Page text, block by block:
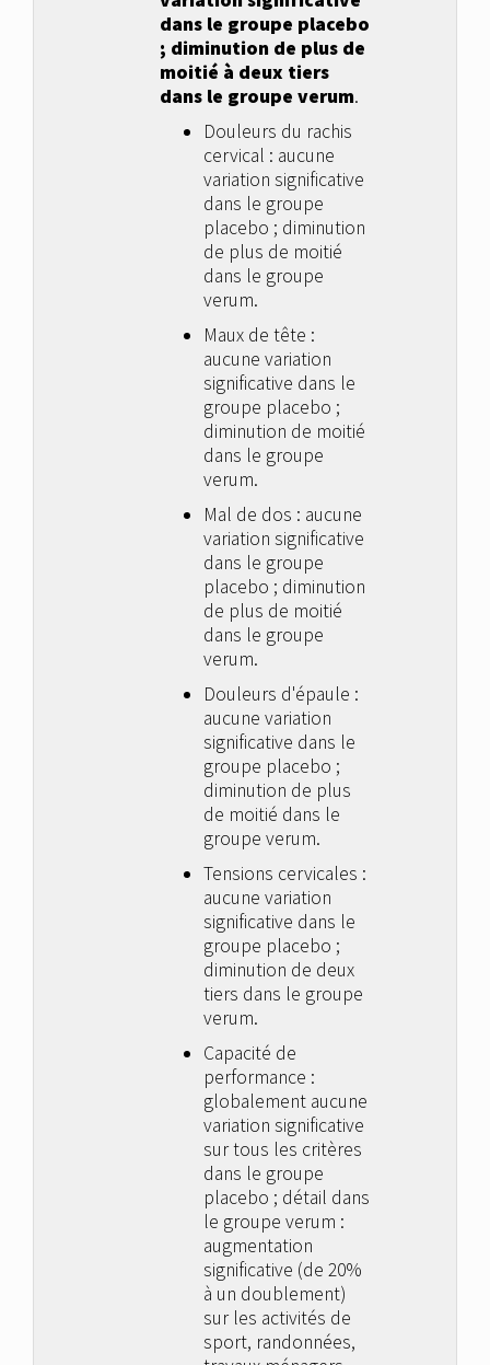
dans le groupe placebo
; diminution de plus de
moitié à deux tiers
dans le groupe verum.
Douleurs du rachis
cervical : aucune
variation significative
dans le groupe
placebo ; diminution
de plus de moitié
dans le groupe
verum.
Maux de tête :
aucune variation
significative dans le
groupe placebo ;
diminution de moitié
dans le groupe
verum.
Mal de dos : aucune
variation significative
dans le groupe
placebo ; diminution
de plus de moitié
dans le groupe
verum.
Douleurs d'épaule :
aucune variation
significative dans le
groupe placebo ;
diminution de plus
de moitié dans le
groupe verum.
Tensions cervicales :
aucune variation
significative dans le
groupe placebo ;
diminution de deux
tiers dans le groupe
verum.
Capacité de
performance :
globalement aucune
variation significative
sur tous les critères
dans le groupe
placebo ; détail dans
le groupe verum :
augmentation
significative (de 20%
à un doublement)
sur les activités de
sport, randonnées,